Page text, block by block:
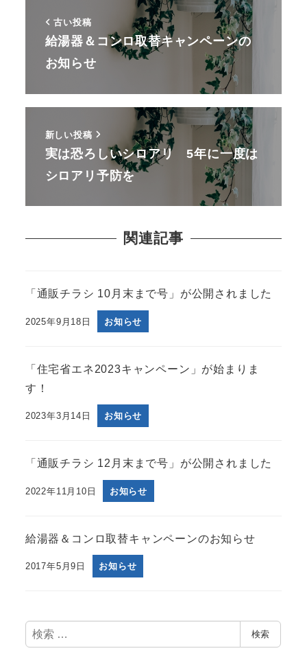
古い投稿
給湯器＆コンロ取替キャンペーンの
お知らせ
新しい投稿
実は恐ろしいシロアリ 5年に一度は
シロアリ予防を
関連記事
「通販チラシ 10月末まで号」が公開されました
2025年9月18日 お知らせ
「住宅省エネ2023キャンペーン」が始まりま
す！
2023年3月14日 お知らせ
「通販チラシ 12月末まで号」が公開されました
2022年11月10日 お知らせ
給湯器＆コンロ取替キャンペーンのお知らせ
2017年5月9日 お知らせ
検
索
検索